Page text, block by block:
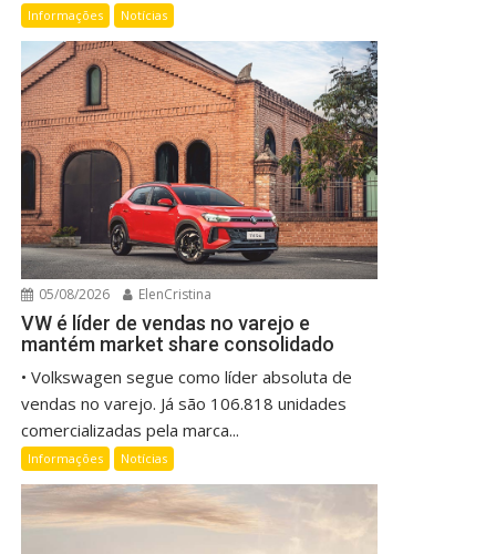
Informações Notícias
05/08/2026 ElenCristina
VW é líder de vendas no varejo e
mantém market share consolidado
• Volkswagen segue como líder absoluta de
vendas no varejo. Já são 106.818 unidades
comercializadas pela marca...
Informações Notícias